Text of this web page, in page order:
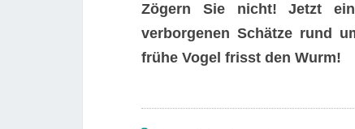
Zögern Sie nicht! Jetzt
verborgenen Schätze rund
frühe Vogel frisst den Wurm!